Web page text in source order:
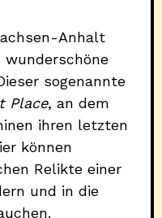
Anhalt
sogenannte
Place, an dem
ihren letzten
können
Relikte einer
und in die